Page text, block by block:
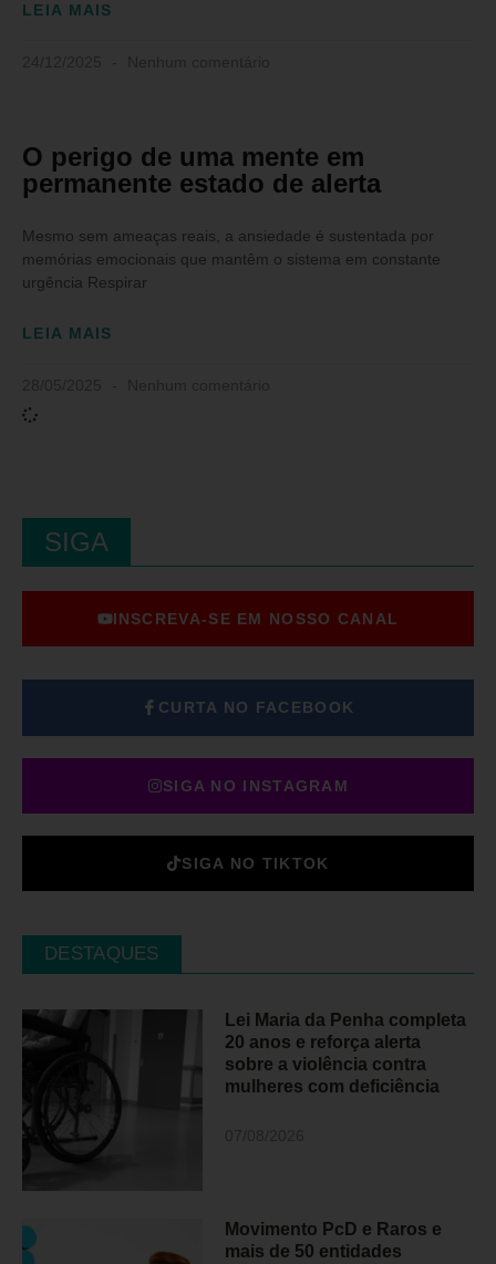
LEIA MAIS
O perigo de uma mente em
permanente estado de alerta
Mesmo sem ameaças reais, a ansiedade é sustentada por
memórias emocionais que mantêm o sistema em constante
urgência Respirar
LEIA MAIS
SIGA
INSCREVA-SE EM NOSSO CANAL
CURTA NO FACEBOOK
SIGA NO INSTAGRAM
SIGA NO TIKTOK
DESTAQUES
Lei Maria da Penha completa
20 anos e reforça alerta
sobre a violência contra
mulheres com deficiência
Movimento PcD e Raros e
mais de 50 entidades